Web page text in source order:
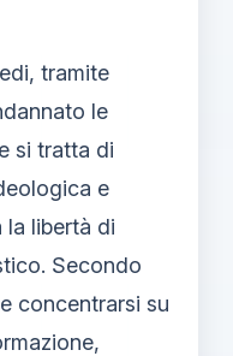
tramite
le
si tratta di
e
la libertà di
Secondo
concentrarsi su